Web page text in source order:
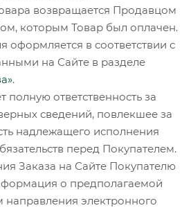
возвращается Продавцом
которым Товар был оплачен.
оформляется в соответствии с
на Сайте в разделе
.
полную ответственность за
сведений, повлекшее за
надлежащего исполнения
перед Покупателем.
Заказа на Сайте Покупателю
о предполагаемой
направления электронного